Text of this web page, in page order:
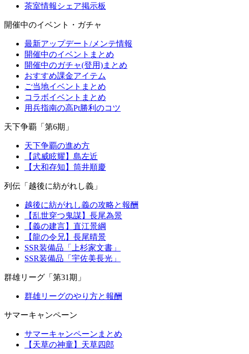
茶室情報シェア掲示板
開催中のイベント・ガチャ
最新アップデート/メンテ情報
開催中のイベントまとめ
開催中のガチャ(登用)まとめ
おすすめ課金アイテム
ご当地イベントまとめ
コラボイベントまとめ
用兵指南の高Pt勝利のコツ
天下争覇「第6期」
天下争覇の進め方
【武威眩耀】島左近
【大和存知】筒井順慶
列伝「越後に紡がれし義」
越後に紡がれし義の攻略と報酬
【乱世穿つ鬼謀】長尾為景
【義の建言】直江景綱
【龍の令兄】長尾晴景
SSR装備品「上杉家文書」
SSR装備品「宇佐美長光」
群雄リーグ「第31期」
群雄リーグのやり方と報酬
サマーキャンペーン
サマーキャンペーンまとめ
【天草の神童】天草四郎